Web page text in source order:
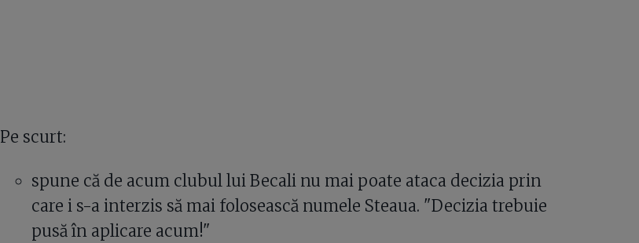
Pe scurt:
spune că de acum clubul lui Becali nu mai poate ataca decizia prin
care i s-a interzis să mai folosească numele Steaua. "Decizia trebuie
pusă în aplicare acum!"